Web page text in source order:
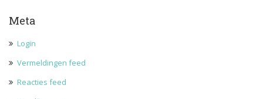
Meta
Login
Vermeldingen feed
Reacties feed